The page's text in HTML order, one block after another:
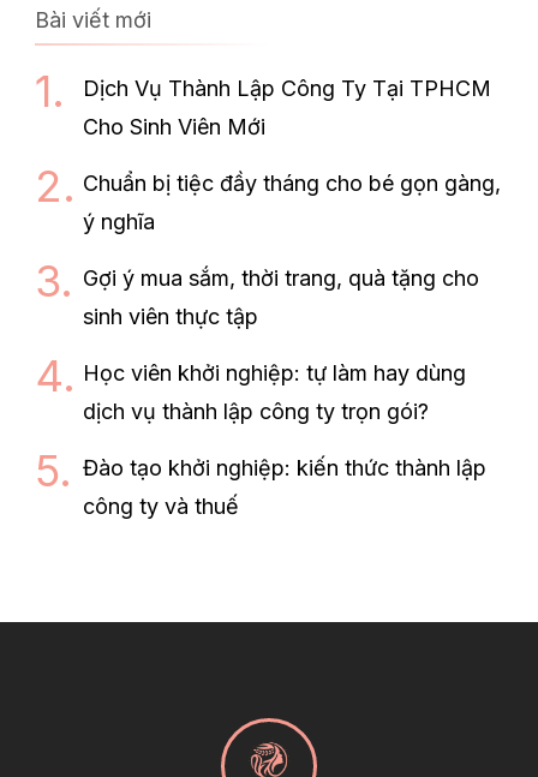
Bài viết mới
Dịch Vụ Thành Lập Công Ty Tại TPHCM
Cho Sinh Viên Mới
Chuẩn bị tiệc đầy tháng cho bé gọn gàng,
ý nghĩa
Gợi ý mua sắm, thời trang, quà tặng cho
sinh viên thực tập
Học viên khởi nghiệp: tự làm hay dùng
dịch vụ thành lập công ty trọn gói?
Đào tạo khởi nghiệp: kiến thức thành lập
công ty và thuế